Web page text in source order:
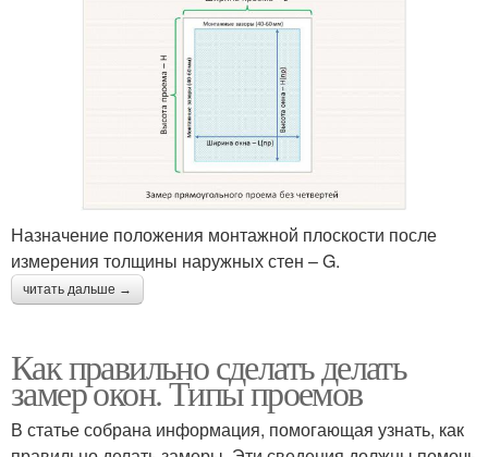
Назначение положения монтажной плоскости после
измерения толщины наружных стен – G.
читать дальше →
Как правильно сделать делать
замер окон. Типы проемов
В статье собрана информация, помогающая узнать, как